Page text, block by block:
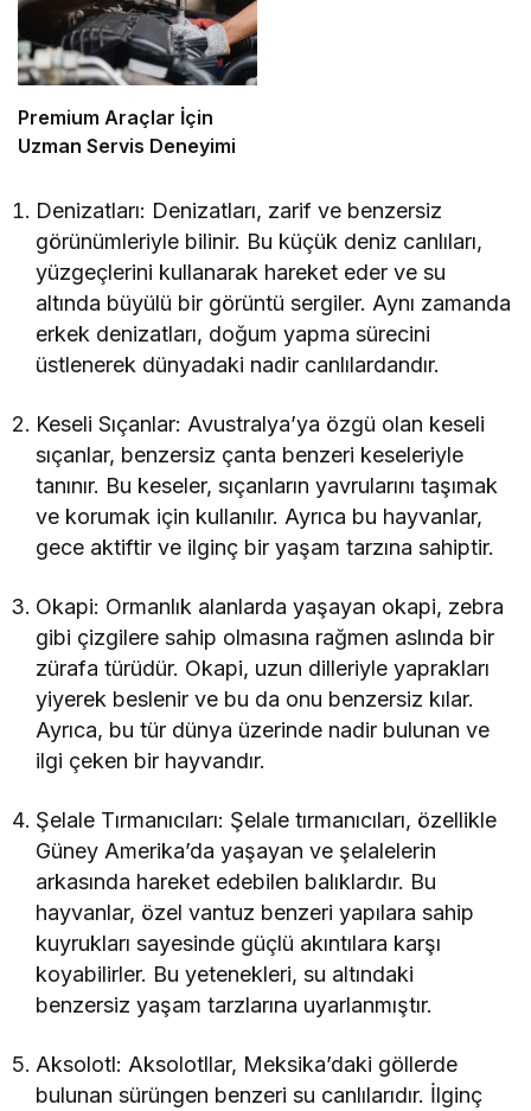
Premium Araçlar İçin
Uzman Servis Deneyimi
Denizatları: Denizatları, zarif ve benzersiz
görünümleriyle bilinir. Bu küçük deniz canlıları,
yüzgeçlerini kullanarak hareket eder ve su
altında büyülü bir görüntü sergiler. Aynı zamanda
erkek denizatları, doğum yapma sürecini
üstlenerek dünyadaki nadir canlılardandır.
Keseli Sıçanlar: Avustralya’ya özgü olan keseli
sıçanlar, benzersiz çanta benzeri keseleriyle
tanınır. Bu keseler, sıçanların yavrularını taşımak
ve korumak için kullanılır. Ayrıca bu hayvanlar,
gece aktiftir ve ilginç bir yaşam tarzına sahiptir.
Okapi: Ormanlık alanlarda yaşayan okapi, zebra
gibi çizgilere sahip olmasına rağmen aslında bir
zürafa türüdür. Okapi, uzun dilleriyle yaprakları
yiyerek beslenir ve bu da onu benzersiz kılar.
Ayrıca, bu tür dünya üzerinde nadir bulunan ve
ilgi çeken bir hayvandır.
Şelale Tırmanıcıları: Şelale tırmanıcıları, özellikle
Güney Amerika’da yaşayan ve şelalelerin
arkasında hareket edebilen balıklardır. Bu
hayvanlar, özel vantuz benzeri yapılara sahip
kuyrukları sayesinde güçlü akıntılara karşı
koyabilirler. Bu yetenekleri, su altındaki
benzersiz yaşam tarzlarına uyarlanmıştır.
Aksolotl: Aksolotllar, Meksika’daki göllerde
bulunan sürüngen benzeri su canlılarıdır. İlginç